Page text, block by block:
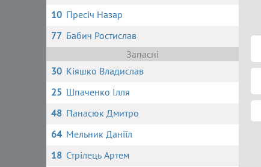
10 Пресіч Назар
77 Бабич Ростислав
Запасні
30 Кіяшко Владислав
25 Шпаченко Ілля
48 Панасюк Дмитро
64 Мельник Даніїл
18 Стрілець Артем